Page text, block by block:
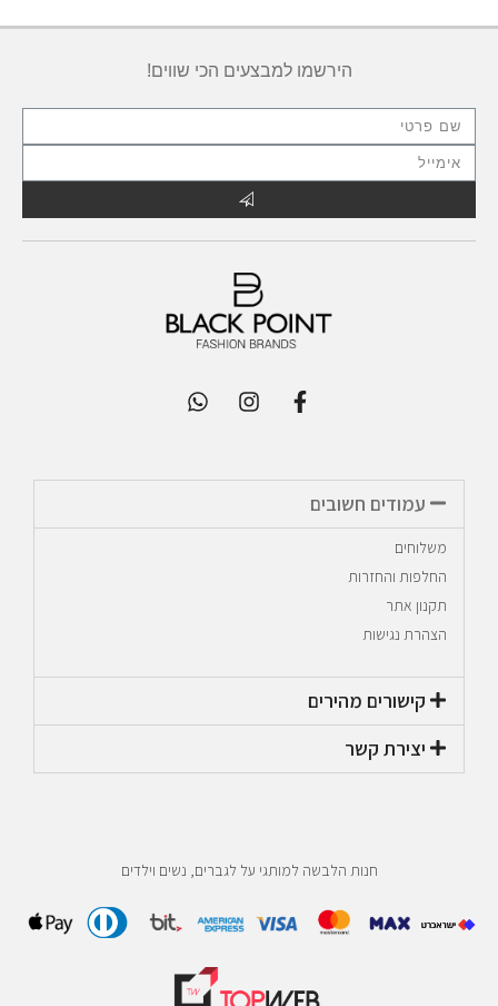
הירשמו למבצעים הכי שווים!
עמודים חשובים
משלוחים
החלפות והחזרות
תקנון אתר
הצהרת נגישות
קישורים מהירים​
יצירת קשר​
חנות הלבשה למותגי על לגברים, נשים וילדים